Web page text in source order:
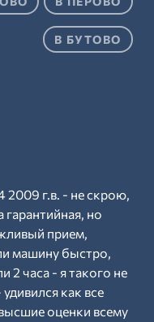
В БУТОВО
2009 г.в. - не скрою,
но
прием,
машину быстро,
2 часа - я такого не
как все
оценки всему